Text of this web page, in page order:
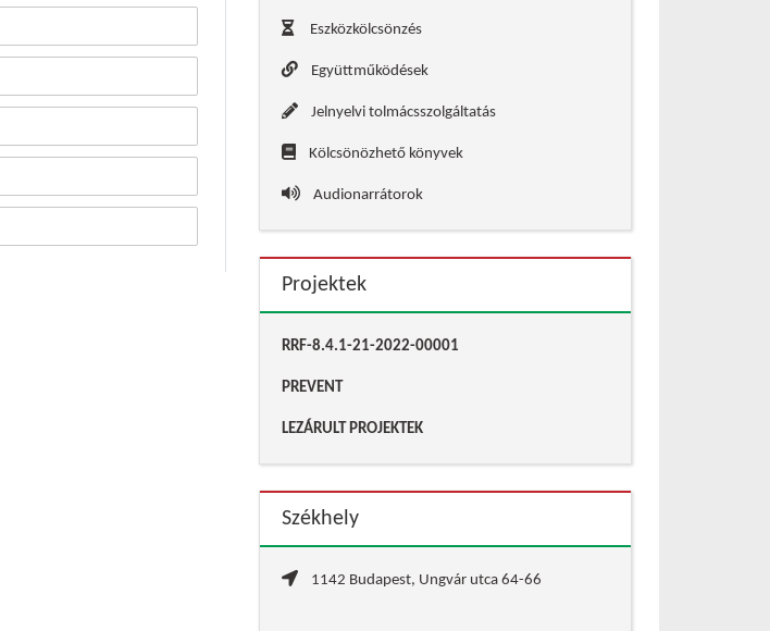
Eszközkölcsönzés
Együttműködések
Jelnyelvi tolmácsszolgáltatás
Kölcsönözhető könyvek
Audionarrátorok
Projektek
RRF-8.4.1-21-2022-00001
PREVENT
LEZÁRULT PROJEKTEK
Székhely
1142 Budapest, Ungvár utca 64-66